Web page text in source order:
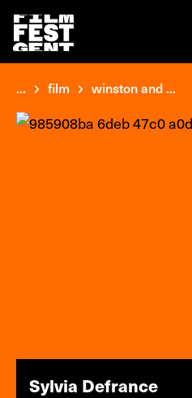
... film winston and ...
Sylvia Defrance